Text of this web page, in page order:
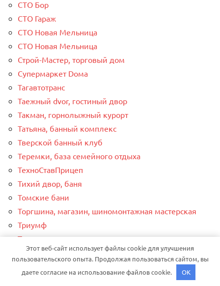
СТО Бор
СТО Гараж
СТО Новая Мельница
СТО Новая Мельница
Строй-Мастер, торговый дом
Супермаркет Dома
Тагавтотранс
Таежный dvor, гостиный двор
Такман, горнолыжный курорт
Татьяна, банный комплекс
Тверской банный клуб
Теремки, база семейного отдыха
ТехноСтавПрицеп
Тихий двор, баня
Томские бани
Торгшина, магазин, шиномонтажная мастерская
Триумф
Тульская внедорожная мастерская
Тургояк, этно-комплекс
Этот веб-сайт использует файлы cookie для улучшения
пользовательского опыта. Продолжая пользоваться сайтом, вы
даете согласие на использование файлов cookie.
OK